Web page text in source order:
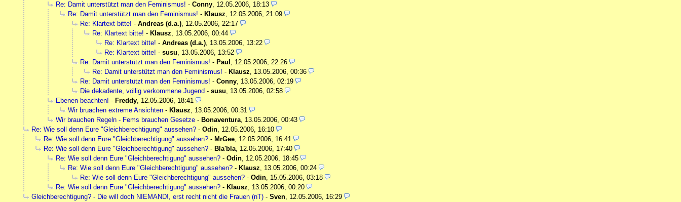
Re: Damit unterstützt man den Feminismus! - Conny, 12.05.2006, 18:13
Re: Damit unterstützt man den Feminismus! - Klausz, 12.05.2006, 21:09
Re: Klartext bitte! - Andreas (d.a.), 12.05.2006, 22:17
Re: Klartext bitte! - Klausz, 13.05.2006, 00:44
Re: Klartext bitte! - Andreas (d.a.), 13.05.2006, 13:22
Re: Klartext bitte! - susu, 13.05.2006, 13:52
Re: Damit unterstützt man den Feminismus! - Paul , 12.05.2006, 22:26
Re: Damit unterstützt man den Feminismus! - Klausz, 13.05.2006, 00:36
Re: Damit unterstützt man den Feminismus! - Conny, 13.05.2006, 02:19
Die dekadente, völlig verkommene Jugend - susu, 13.05.2006, 02:58
Ebenen beachten! - Freddy, 12.05.2006, 18:41
Wir bruachen extreme Ansichten - Klausz, 13.05.2006, 00:31
Wir brauchen Regeln - Fems brauchen Gesetze - Bonaventura, 13.05.2006, 00:43
Re: Wie soll denn Eure "Gleichberechtigung" aussehen? - Odin, 12.05.2006, 16:10
Re: Wie soll denn Eure "Gleichberechtigung" aussehen? - MrGee, 12.05.2006, 16:41
Re: Wie soll denn Eure "Gleichberechtigung" aussehen? - Bla'bla, 12.05.2006, 17:40
Re: Wie soll denn Eure "Gleichberechtigung" aussehen? - Odin, 12.05.2006, 18:45
Re: Wie soll denn Eure "Gleichberechtigung" aussehen? - Klausz, 13.05.2006, 00:24
Re: Wie soll denn Eure "Gleichberechtigung" aussehen? - Odin, 15.05.2006, 03:18
Re: Wie soll denn Eure "Gleichberechtigung" aussehen? - Klausz, 13.05.2006, 00:20
Gleichberechtigung? - Die will doch NIEMAND!, erst recht nicht die Frauen (nT) - Sven, 12.05.2006, 16:29